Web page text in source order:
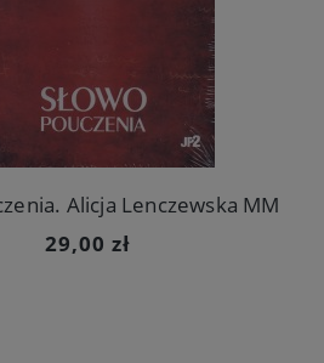
Alicja Lenczewska MM
29,00 zł